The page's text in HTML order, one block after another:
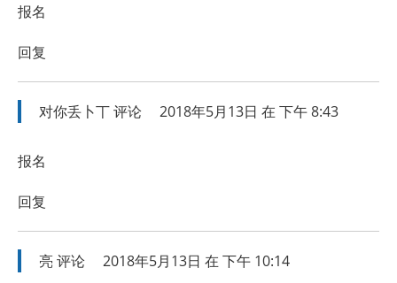
报名
回复
对你丢卜丅评论 2018年5月13日 在 下午 8:43
报名
回复
亮评论 2018年5月13日 在 下午 10:14